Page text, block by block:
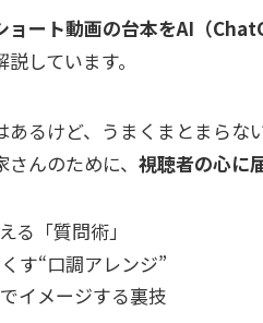
ョート動画の台本をAI（
しています。
あるけど、うまくまとまら
んのために、 視聴者の心に
る「質問術」
す“口調アレンジ”
イメージする裏技